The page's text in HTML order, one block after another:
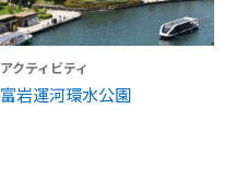
アクティビティ
富岩運河環水公園